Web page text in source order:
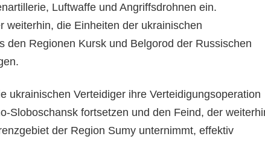
Luftwaffe und Angriffsdrohnen ein.
weiterhin, die Einheiten der ukrainischen
den Regionen Kursk und Belgorod der Russischen
ukrainischen Verteidiger ihre Verteidigungsoperation
Sloboschansk fortsetzen und den Feind, der
der Region Sumy unternimmt, effektiv